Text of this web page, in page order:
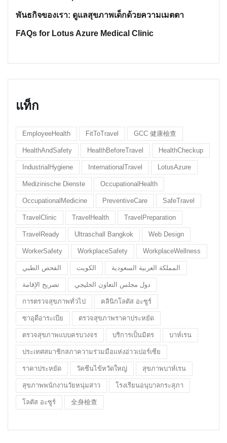
พันธกิจของเรา: ดูแลสุขภาพเด็กด้วยความเมตตา
FAQs for Lotus Azure Medical Clinic
แท็ก
EmployeeHealth FitToTravel GCC 健康檢查
HealthAndSafety HealthBeforeTravel HealthCheckup
IndustrialHygiene InternationalTravel LotusAzure
Medizinische Dienste OccupationalHealth
OccupationalMedicine PreventiveCare SafeTravel
TravelClinic TravelHealth TravelPreparation
TravelReady Ultraschall Bangkok Web Design
WorkerSafety WorkplaceSafety WorkplaceWellness
الفحص الطبي الكويت المملكة العربية السعودية
تصريح الإقامة دول مجلس التعاون الخليجي
การตรวจสุขภาพทั่วไป คลินิกโลตัส อะซูร์
ซาอุดีอาระเบีย ตรวจสุขภาพราคาประหยัด
ตรวจสุขภาพแบบครบวงจร บริการเป็นมิตร บาห์เรน
ประเทศสมาชิกสภาความร่วมมือแห่งอ่าวเปอร์เซีย
ราคาประหยัด วัคซีนไข้หวัดใหญ่ สุขภาพบาห์เรน
สุขภาพพนักงานวัยหนุ่มสาว โรงเรียนอนุบาลกระสุภา
โลตัส อะซูร์ 全身檢查